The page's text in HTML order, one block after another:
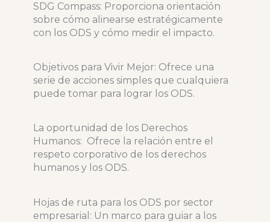
SDG Compass: Proporciona orientación
sobre cómo alinearse estratégicamente
con los ODS y cómo medir el impacto.
Objetivos para Vivir Mejor: Ofrece una
serie de acciones simples que cualquiera
puede tomar para lograr los ODS.
La oportunidad de los Derechos
Humanos: Ofrece la relación entre el
respeto corporativo de los derechos
humanos y los ODS.
Hojas de ruta para los ODS por sector
empresarial: Un marco para guiar a los